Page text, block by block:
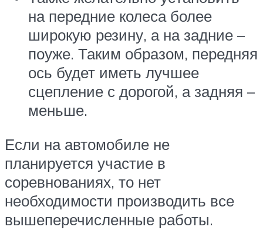
на передние колеса более
широкую резину, а на задние –
поуже. Таким образом, передняя
ось будет иметь лучшее
сцепление с дорогой, а задняя –
меньше.
Если на автомобиле не
планируется участие в
соревнованиях, то нет
необходимости производить все
вышеперечисленные работы.